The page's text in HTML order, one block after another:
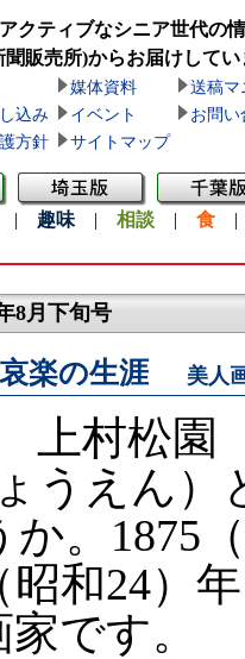
クティブなシニア世代の
聞販売所)からお届けしてい
媒体資料
送稿マ
込み
イベント
お問い
方針
サイトマップ
| 趣味 | 相談 | 食
8月下旬号
楽の生涯 美人
上村松園
ょうえん）
。1875
昭和24）
です。